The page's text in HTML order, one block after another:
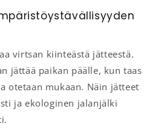
virtsan kiinteästä jätteestä.
jättää paikan päälle, kun taas
otetaan mukaan. Näin jätteet
ja ekologinen jalanjälki